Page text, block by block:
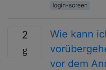
login-screen
2
Wie kann
vor dem